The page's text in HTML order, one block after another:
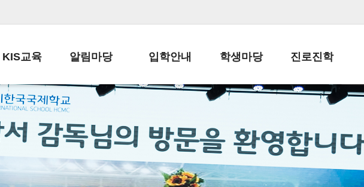
KIS교육
교육목표
학사일정
일과시간표
알림마당
공지사항
납부금 안내
스쿨버스 운행 안내
입학안내
전-편입 서류양식
입학금/수업료
학생마당
학생생활규정
학교신문
자율진로동아리
유초등 소식지
진로진학
공지사항 및 입시자료
드림레터